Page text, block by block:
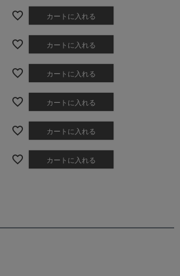
カートに入れる
カートに入れる
カートに入れる
カートに入れる
カートに入れる
カートに入れる